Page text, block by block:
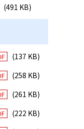
(491 KB)
(137 KB)
(258 KB)
(261 KB)
(222 KB)